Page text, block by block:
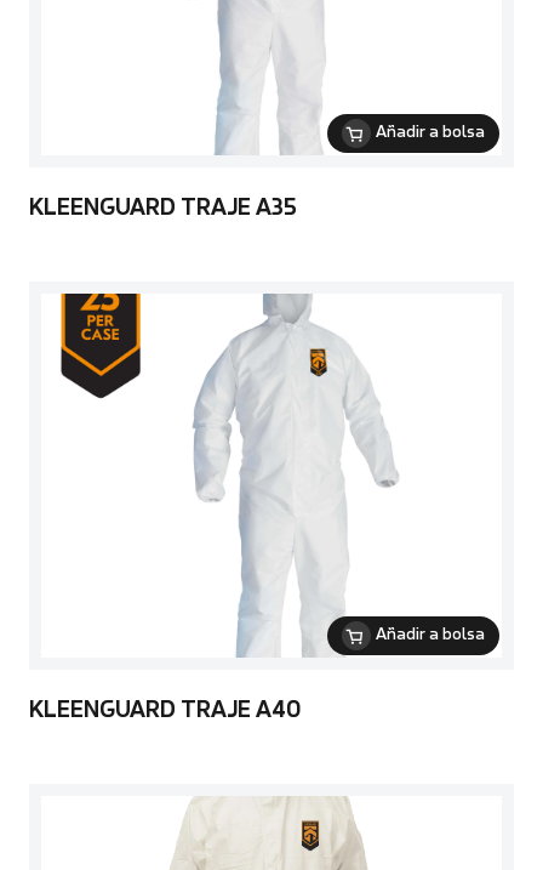
Añadir a bolsa
KLEENGUARD TRAJE A35
Añadir a bolsa
KLEENGUARD TRAJE A40